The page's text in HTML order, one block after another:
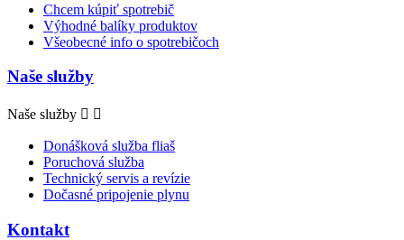
Chcem kúpiť spotrebič
Výhodné balíky produktov
Všeobecné info o spotrebičoch
Naše služby
Naše služby  
Donášková služba fliaš
Poruchová služba
Technický servis a revízie
Dočasné pripojenie plynu
Kontakt